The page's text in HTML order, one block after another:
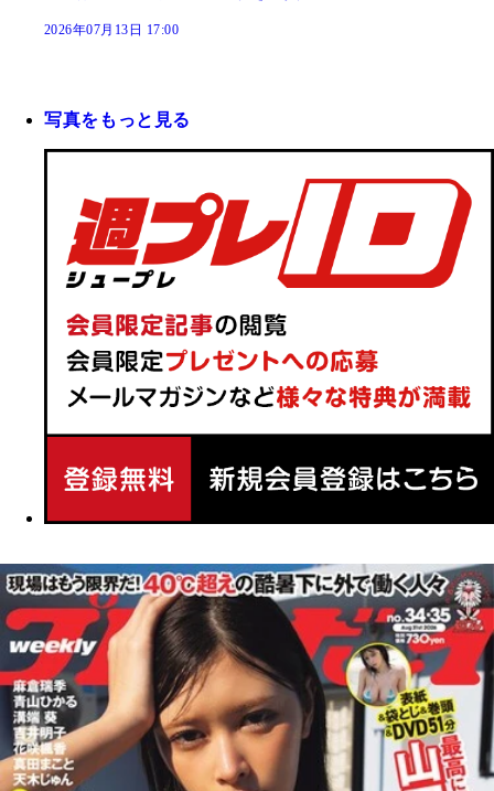
2026年07月13日 17:00
写真をもっと見る